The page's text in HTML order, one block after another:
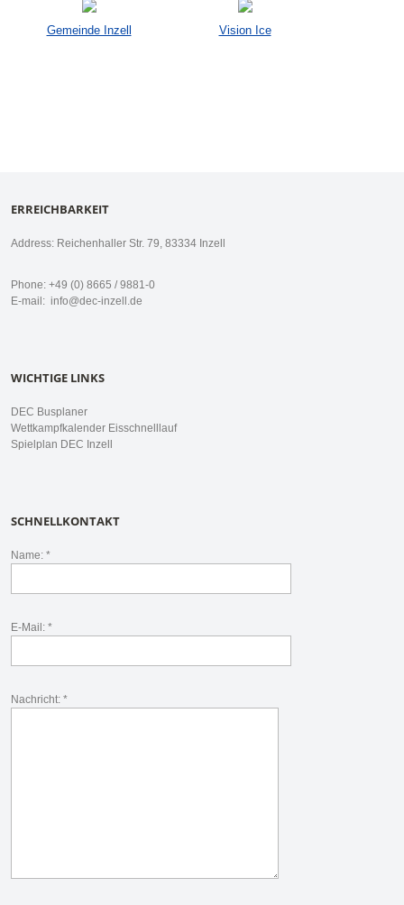
Gemeinde Inzell Vision Ice
ERREICHBARKEIT
Address: Reichenhaller Str. 79, 83334 Inzell
Phone: +49 (0) 8665 / 9881-0
E-mail: info@dec-inzell.de
WICHTIGE LINKS
DEC Busplaner
Wettkampfkalender Eisschnelllauf
Spielplan DEC Inzell
SCHNELLKONTAKT
Name: *
E-Mail: *
Nachricht: *